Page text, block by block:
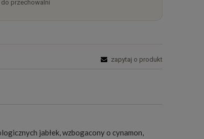
przechowalni
zapytaj o produkt
jabłek, wzbogacony o cynamon,